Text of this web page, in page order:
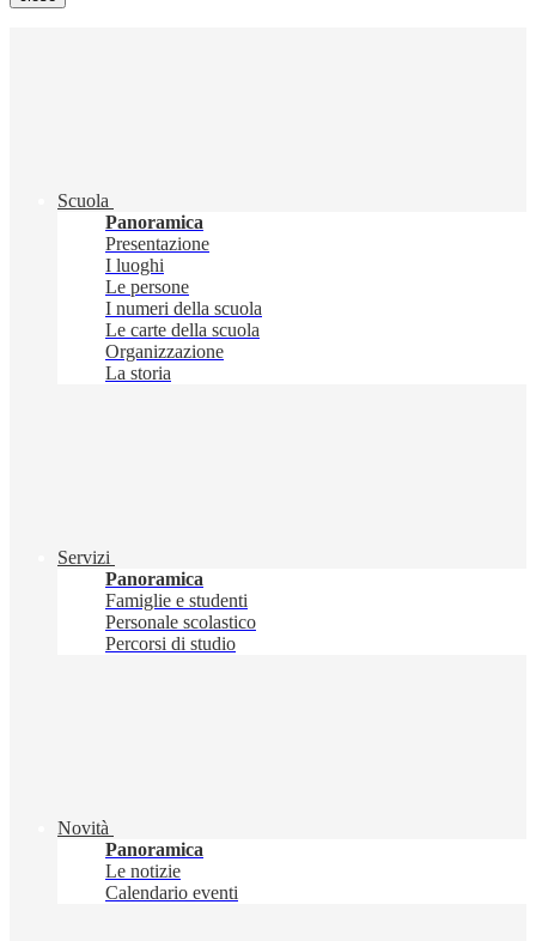
Scuola
Panoramica
Presentazione
I luoghi
Le persone
I numeri della scuola
Le carte della scuola
Organizzazione
La storia
Servizi
Panoramica
Famiglie e studenti
Personale scolastico
Percorsi di studio
Novità
Panoramica
Le notizie
Calendario eventi